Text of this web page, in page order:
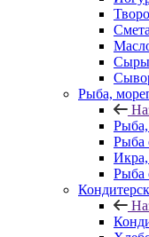
Сыры
Рыба,
Рыба
Рыба